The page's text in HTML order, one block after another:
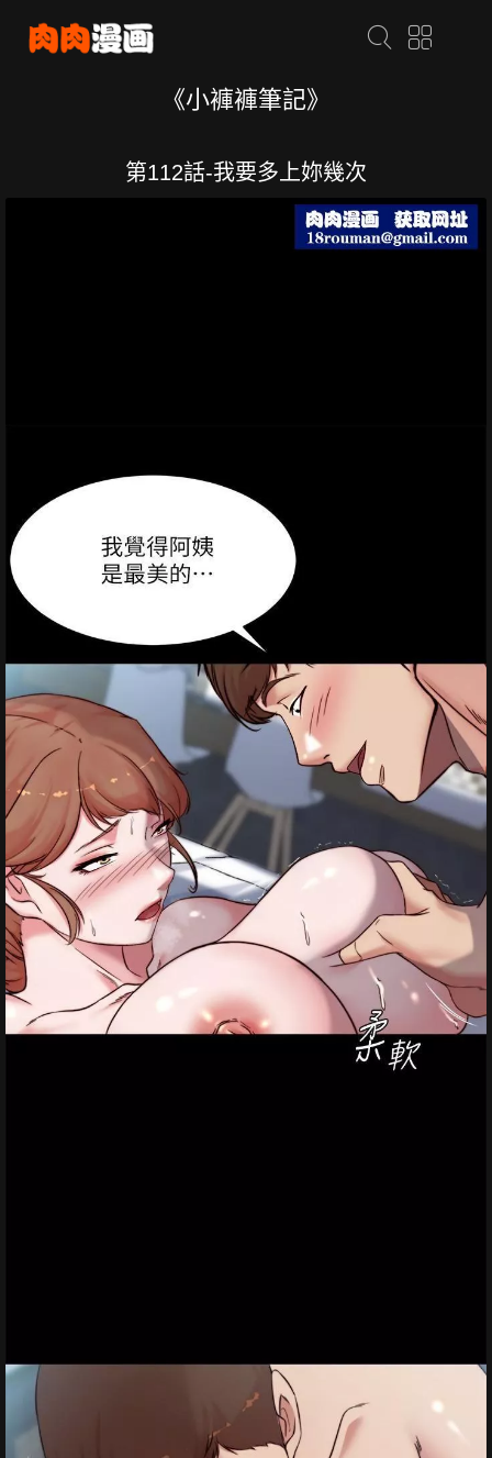
《小褲褲筆記》
第112話-我要多上妳幾次